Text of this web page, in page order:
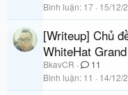
Bình luận 17 15/12/
[Writeup] Chủ
WhiteHat
BkavCR
11
Bình luận 11 14/12/